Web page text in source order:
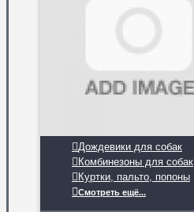
Дождевики для собак
Комбинезоны для собак
Куртки, пальто, попоны
Смотреть ещё...